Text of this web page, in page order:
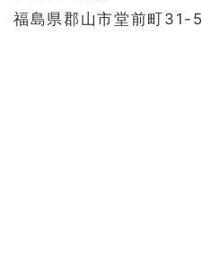
福島県郡山市堂前町31-5